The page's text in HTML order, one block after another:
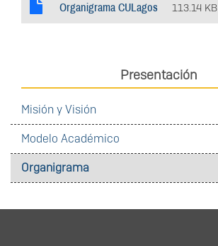
Organigrama CULagos 113.14 KB
Presentación
Misión y Visión
Modelo Académico
Organigrama